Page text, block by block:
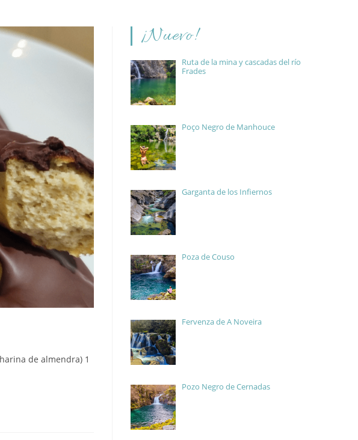
de almendra) 1
¡Nuevo!
Ruta de la mina y cascadas del río
Frades
Poço Negro de Manhouce
Garganta de los Infiernos
Poza de Couso
Fervenza de A Noveira
Pozo Negro de Cernadas